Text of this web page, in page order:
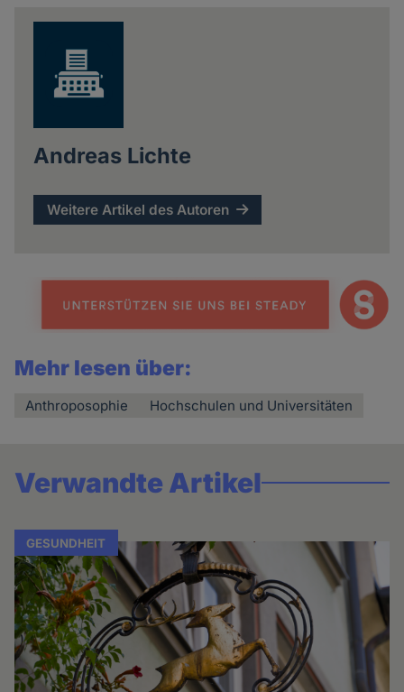
Andreas Lichte
Weitere Artikel des Autoren
Mehr lesen über:
Anthroposophie Hochschulen und Universitäten
Verwandte Artikel
GESUNDHEIT